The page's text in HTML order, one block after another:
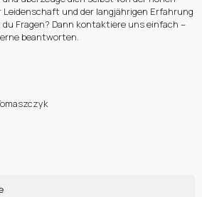
und der langjährigen Erfahrung
Fragen? Dann kontaktiere uns einfach –
beantworten.